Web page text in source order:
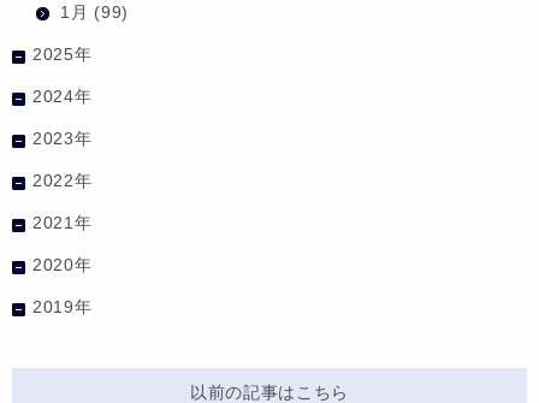
1月 (99)
2025年
2024年
2023年
2022年
2021年
2020年
2019年
以前の記事はこちら